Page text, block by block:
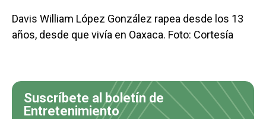
Davis William López González rapea desde los 13
años, desde que vivía en Oaxaca. Foto: Cortesía
Suscríbete al boletín de
Entretenimiento